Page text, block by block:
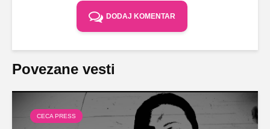
DODAJ KOMENTAR
Povezane vesti
CECA PRESS